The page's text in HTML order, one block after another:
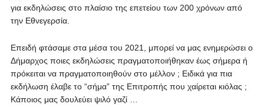
για εκδηλώσεις στο πλαίσιο της επετείου των 200 χρόνων από
την Εθνεγερσία.
Επειδή φτάσαμε στα μέσα του 2021, μπορεί να μας ενημερώσει ο
Δήμαρχος ποιες εκδηλώσεις πραγματοποιήθηκαν έως σήμερα ή
πρόκειται να πραγματοποιηθούν στο μέλλον ; Ειδικά για πια
εκδήλωση έλαβε το “σήμα” της Επιτροπής που χαίρεται κιόλας ;
Κάποιος μας δουλεύει ψιλό γαζί …